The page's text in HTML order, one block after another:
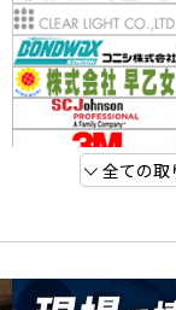
全ての取